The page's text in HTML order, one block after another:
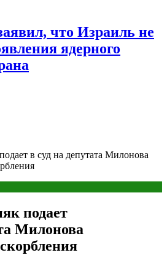
что Израиль не
ядерного
в суд на депутата Милонова
подает
Милонова